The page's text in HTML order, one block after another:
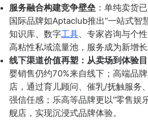
服务融合构建竞争壁垒：单纯卖货
国际品牌如Aptaclub推出“一站式智
知识库、数字工具、专家咨询与个
高粘性私域流量池，服务成为新增长
线下渠道价值再塑：从卖场到体验
婴销售仍约70%来自线下；高端品
店，通过育儿顾问、催乳/抚触服务
强信任感；乐高等品牌更以“零售娱
舰店，实现沉浸式品牌体验。